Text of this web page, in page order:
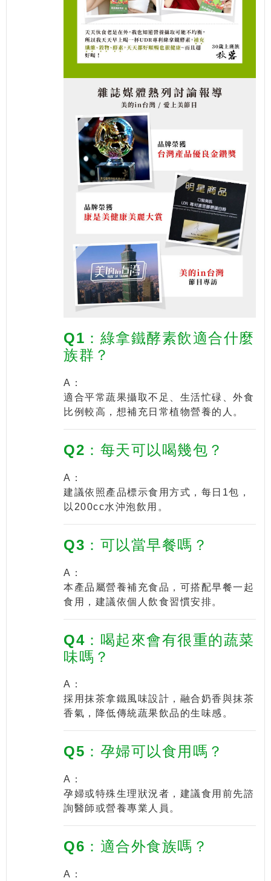
Q1：綠拿鐵酵素飲適合什麼
族群？
A：
適合平常蔬果攝取不足、生活忙碌、外食
比例較高，想補充日常植物營養的人。
Q2：每天可以喝幾包？
A：
建議依照產品標示食用方式，每日1包，
以200cc水沖泡飲用。
Q3：可以當早餐嗎？
A：
本產品屬營養補充食品，可搭配早餐一起
食用，建議依個人飲食習慣安排。
Q4：喝起來會有很重的蔬菜
味嗎？
A：
採用抹茶拿鐵風味設計，融合奶香與抹茶
香氣，降低傳統蔬果飲品的生味感。
Q5：孕婦可以食用嗎？
A：
孕婦或特殊生理狀況者，建議食用前先諮
詢醫師或營養專業人員。
Q6：適合外食族嗎？
A：